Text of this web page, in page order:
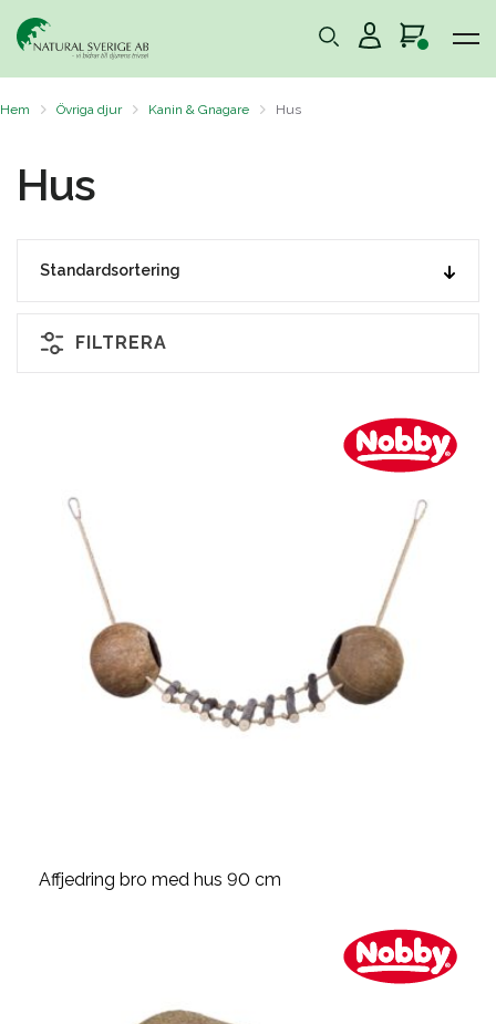
Hem Övriga djur Kanin & Gnagare Hus
Hus
FILTRERA
Affjedring bro med hus 90 cm